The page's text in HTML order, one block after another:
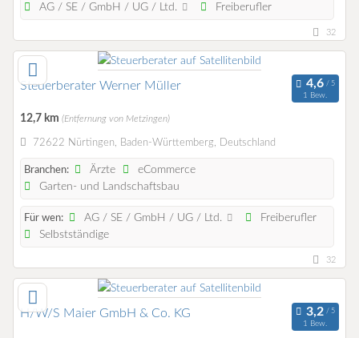
AG / SE / GmbH / UG / Ltd.
Freiberufler
32
Steuerberater Werner Müller
1 Bew.
12,7 km (Entfernung von Metzingen)
72622 Nürtingen, Baden-Württemberg, Deutschland
Branchen: Ärzte
eCommerce
Garten- und Landschaftsbau
Für wen: AG / SE / GmbH / UG / Ltd.
Freiberufler
Selbstständige
32
H/W/S Maier GmbH & Co. KG
1 Bew.